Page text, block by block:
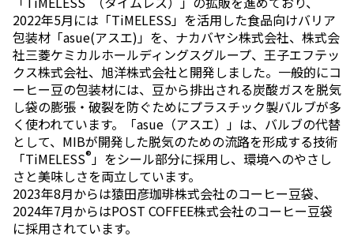
2022年5月には「TiMELESS」を活用した食品向けバリア
包装材「asue(アスエ)」を、ナカバヤシ株式会社、株式会
社三菱ケミカルホールディングスグループ、王子エフテッ
クス株式会社、旭洋株式会社と開発しました。一般的にコ
ーヒー豆の包装材には、豆から排出される炭酸ガスを脱気
し袋の膨張・破裂を防ぐためにプラスチック製バルブが多
く使われています。「asue（アスエ）」は、バルブの代替
として、MIBが開発した脱気のための流路を形成する技術
「TiMELESS®」をシール部分に採用し、環境へのやさし
さと美味しさを両立しています。
2023年8月からは猿田彦珈琲株式会社のコーヒー豆袋、
2024年7月からはPOST COFFEE株式会社のコーヒー豆袋
に採用されています。